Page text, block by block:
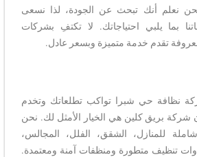
نعلم أنك تبحث عن الجودة، لذا نسعى
بما يلبي احتياجاتك. لا تكتفِ بشركات
تقدم خدمة متميزة وبسعر عادل.
نظافة حي شبرا تواكب تطلعاتك وتخدم
شركة بريق كلين هي الخيار الأمثل لك. نحن
للمنازل، الشقق، الفلل، المجالس،
تنظيف متطورة ومنظفات آمنة ومعتمدة.